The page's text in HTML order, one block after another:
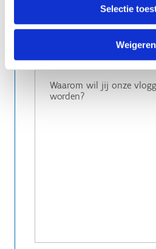
Selectie
Weigeren